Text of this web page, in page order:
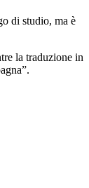
di studio, ma è
la traduzione in